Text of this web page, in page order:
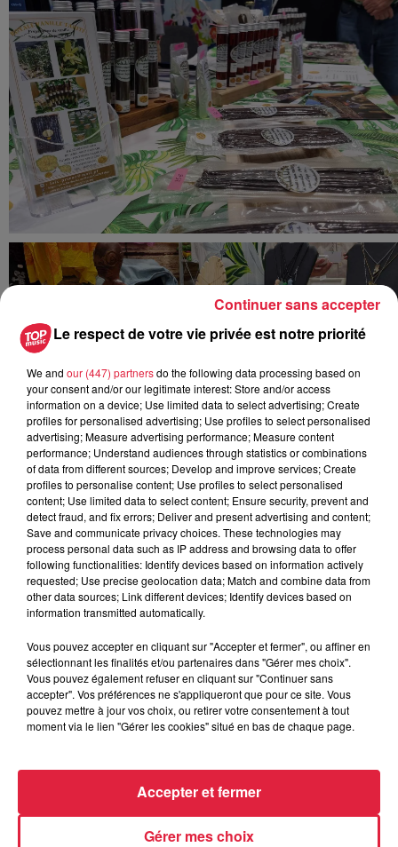
Le respect de votre vie privée est notre priorité
We and our (447) partnersdo the following data processing based on
your consent and/or our legitimate interest: Store and/or access
information on a device; Use limited data to select advertising; Create
profiles for personalised advertising; Use profiles to select personalised
advertising; Measure advertising performance; Measure content
performance; Understand audiences through statistics or combinations
of data from different sources; Develop and improve services; Create
profiles to personalise content; Use profiles to select personalised
content; Use limited data to select content; Ensure security, prevent and
detect fraud, and fix errors; Deliver and present advertising and content;
Save and communicate privacy choices. These technologies may
process personal data such as IP address and browsing data to offer
following functionalities: Identify devices based on information actively
requested; Use precise geolocation data; Match and combine data from
other data sources; Link different devices; Identify devices based on
information transmitted automatically.
Vous pouvez accepter en cliquant sur "Accepter et fermer", ou affiner en
sélectionnant les finalités et/ou partenaires dans "Gérer mes choix".
Vous pouvez également refuser en cliquant sur "Continuer sans
accepter". Vos préférences ne s'appliqueront que pour ce site. Vous
pouvez mettre à jour vos choix, ou retirer votre consentement à tout
moment via le lien "Gérer les cookies" situé en bas de chaque page.
Gérer mes choix
Accepter et fermer
Continuer sans accepter